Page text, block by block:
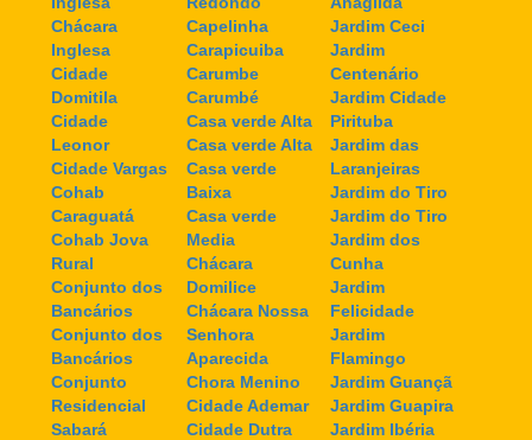
Chácara
Inglesa
Cidade
Domitila
Cidade
Leonor
Cidade Vargas
Cohab
Caraguatá
Cohab Jova
Rural
Conjunto dos
Bancários
Conjunto dos
Bancários
Conjunto
Residencial
Sabará
Capelinha
Carapicuiba
Carumbe
Carumbé
Casa verde Alta
Casa verde Alta
Casa verde
Baixa
Casa verde
Media
Chácara
Domilice
Chácara Nossa
Senhora
Aparecida
Chora Menino
Cidade Ademar
Cidade Dutra
Jardim Ceci
Jardim
Centenário
Jardim Cidade
Pirituba
Jardim das
Laranjeiras
Jardim do Tiro
Jardim do Tiro
Jardim dos
Cunha
Jardim
Felicidade
Jardim
Flamingo
Jardim Guançã
Jardim Guapira
Jardim Ibéria